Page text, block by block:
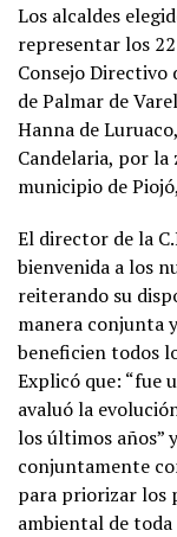
Los alcaldes
representar los
Consejo Directivo
de Palmar de
Hanna de
Candelaria, por la
municipio de
El director de la
bienvenida a los
reiterando su
manera conjunta
beneficien todos
Explicó que: “fue
avaluó la
los últimos años”
conjuntamente
para priorizar los
ambiental de